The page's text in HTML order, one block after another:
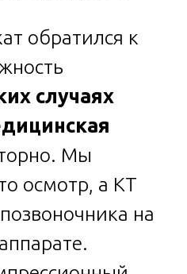
обратился к
случаях
Мы
осмотр, а КТ
на